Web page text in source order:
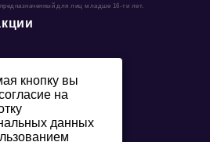
для лиц младше 16-ти лет.
кнопку вы
на
данных